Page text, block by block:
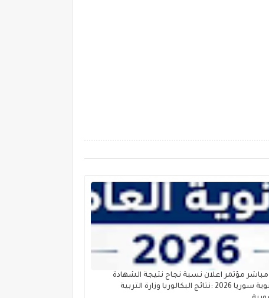
مؤتمر اعلان نسبة نجاح نتيجة الشهادة
الثانوية سوريا 2026 :نتائج البكالوريا وزارة التربية